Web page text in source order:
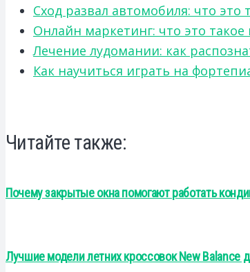
Сход развал автомобиля: что это
Онлайн маркетинг: что это
Лечение лудомании: как
Как научиться играть на
Читайте также:
Почему закрытые окна помогают работать
Лучшие модели летних кроссовок New Balance